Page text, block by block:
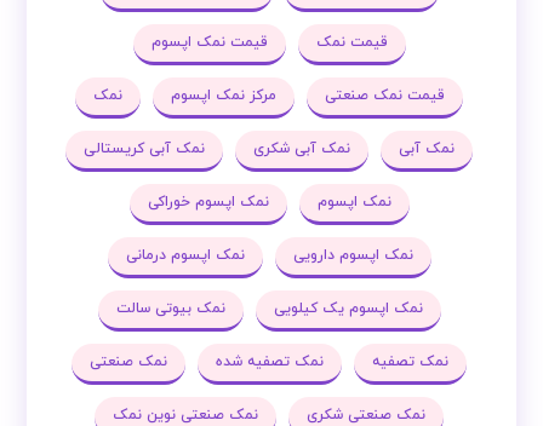
قیمت نمک قیمت نمک اپسوم
قیمت نمک صنعتی مرکز نمک اپسوم نمک
نمک آبی نمک آبی شکری نمک آبی کریستالی
نمک اپسوم نمک اپسوم خوراکی
نمک اپسوم دارویی نمک اپسوم درمانی
نمک اپسوم یک کیلویی نمک بیوتی سالت
نمک تصفیه نمک تصفیه شده نمک صنعتی
نمک صنعتی شکری نمک صنعتی نوین نمک